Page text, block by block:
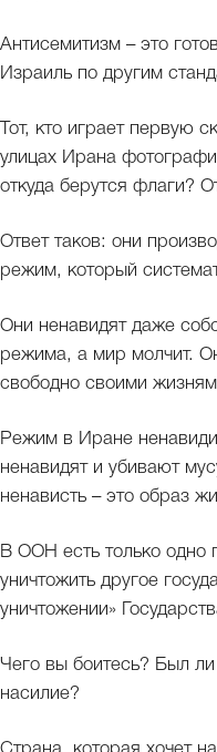
Антисемитизм – это
Израиль по другим
Тот, кто играет первую
улицах Ирана
откуда берутся флаги?
Ответ таков: они
режим, который
Они ненавидят даже
режима, а мир молчит.
свободно своими
Режим в Иране
ненавидят и убивают
ненависть – это образ
В ООН есть только одно
уничтожить другое
уничтожении»
Чего вы боитесь? Был ли
насилие?